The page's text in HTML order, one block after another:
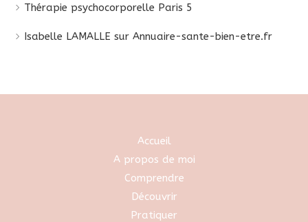
Thérapie psychocorporelle Paris 5
Isabelle LAMALLE sur Annuaire-sante-bien-etre.fr
Accueil
A propos de moi
Comprendre
Découvrir
Pratiquer